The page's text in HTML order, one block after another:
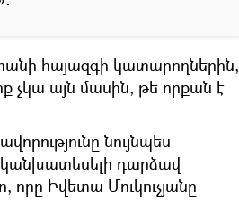
հայազգի կատարողներին,
չկա այն մասին, թե որքան է
նույնպես
դարձավ
որը Իվետա Մուկուչյանը